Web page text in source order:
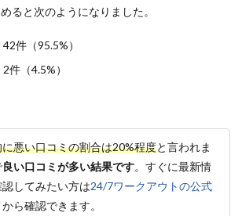
ると次のようになりました。
件（95.5%）
件（4.5%）
悪い口コミの割合は20%程度と言われま
良い口コミが多い結果です。すぐに最新情
してみたい方は24/7ワークアウトの公式
から確認できます。